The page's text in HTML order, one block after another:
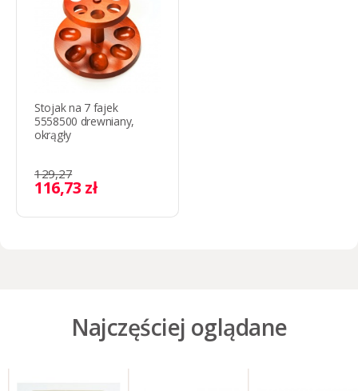
Stojak na 7 fajek
5558500 drewniany,
okrągły
129,27
116,73 zł
Najczęściej oglądane